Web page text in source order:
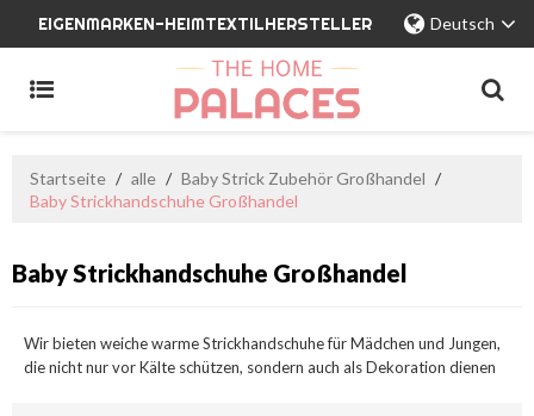
EIGENMARKEN-HEIMTEXTILHERSTELLER Deutsch
Startseite / alle / Baby Strick Zubehör Großhandel /
Baby Strickhandschuhe Großhandel
Baby Strickhandschuhe Großhandel
Wir bieten weiche warme Strickhandschuhe für Mädchen und Jungen,
die nicht nur vor Kälte schützen, sondern auch als Dekoration dienen